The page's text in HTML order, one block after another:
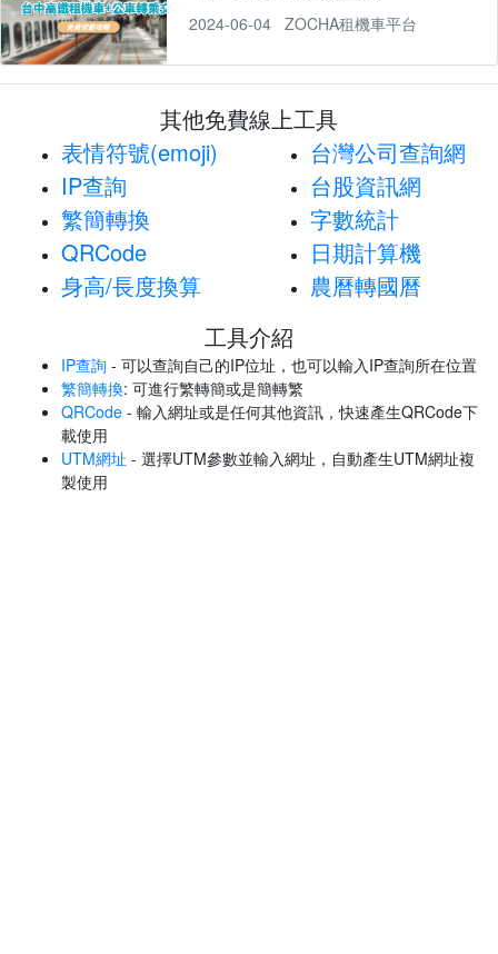
2024-06-04
ZOCHA租機車平台
其他免費線上工具
表情符號(emoji)
IP查詢
繁簡轉換
QRCode
身高/長度換算
台灣公司查詢網
台股資訊網
字數統計
日期計算機
農曆轉國曆
工具介紹
IP查詢 - 可以查詢自己的IP位址，也可以輸入IP查詢所在位置
繁簡轉換: 可進行繁轉簡或是簡轉繁
QRCode - 輸入網址或是任何其他資訊，快速產生QRCode下
載使用
UTM網址 - 選擇UTM參數並輸入網址，自動產生UTM網址複
製使用